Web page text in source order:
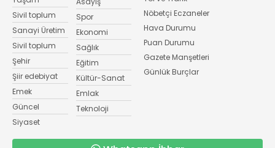
Sivil toplum
Sanayi Üretim
Sivil toplum
Şehir
Şiir edebiyat
Emek
Güncel
Siyaset
Spor
Ekonomi
Sağlık
Eğitim
Kültür-Sanat
Emlak
Teknoloji
Nöbetçi Eczaneler
Hava Durumu
Puan Durumu
Gazete Manşetleri
Günlük Burçlar